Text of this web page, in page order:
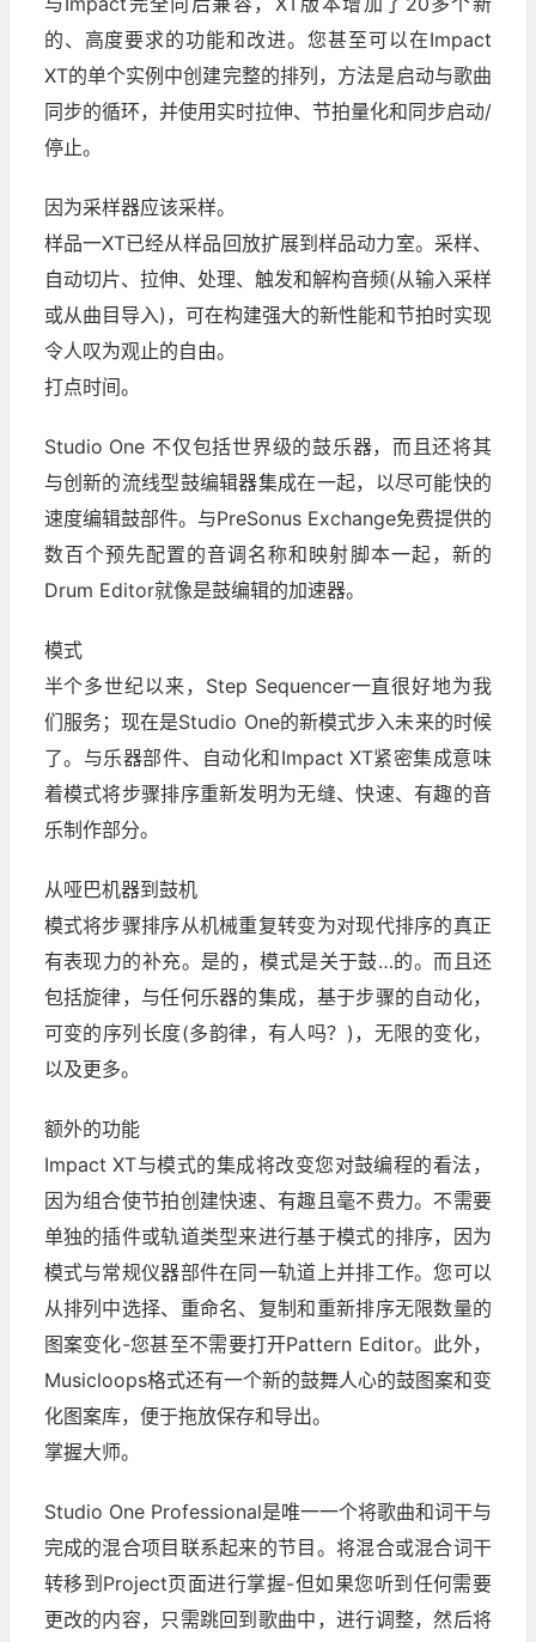
的、高度要求的功能和改进。您甚至可以在Impact
XT的单个实例中创建完整的排列，方法是启动与歌曲
同步的循环，并使用实时拉伸、节拍量化和同步启动/
停止。
因为采样器应该采样。
样品一XT已经从样品回放扩展到样品动力室。采样、
自动切片、拉伸、处理、触发和解构音频(从输入采样
或从曲目导入)，可在构建强大的新性能和节拍时实现
令人叹为观止的自由。
打点时间。
Studio One 不仅包括世界级的鼓乐器，而且还将其
与创新的流线型鼓编辑器集成在一起，以尽可能快的
速度编辑鼓部件。与PreSonus Exchange免费提供的
数百个预先配置的音调名称和映射脚本一起，新的
Drum Editor就像是鼓编辑的加速器。
模式
半个多世纪以来，Step Sequencer一直很好地为我
们服务；现在是Studio One的新模式步入未来的时候
了。与乐器部件、自动化和Impact XT紧密集成意味
着模式将步骤排序重新发明为无缝、快速、有趣的音
乐制作部分。
从哑巴机器到鼓机
模式将步骤排序从机械重复转变为对现代排序的真正
有表现力的补充。是的，模式是关于鼓…的。而且还
包括旋律，与任何乐器的集成，基于步骤的自动化，
可变的序列长度(多韵律，有人吗？)，无限的变化，
以及更多。
额外的功能
Impact XT与模式的集成将改变您对鼓编程的看法，
因为组合使节拍创建快速、有趣且毫不费力。不需要
单独的插件或轨道类型来进行基于模式的排序，因为
模式与常规仪器部件在同一轨道上并排工作。您可以
从排列中选择、重命名、复制和重新排序无限数量的
图案变化-您甚至不需要打开Pattern Editor。此外，
Musicloops格式还有一个新的鼓舞人心的鼓图案和变
化图案库，便于拖放保存和导出。
掌握大师。
Studio One Professional是唯一一个将歌曲和词干与
完成的混合项目联系起来的节目。将混合或混合词干
转移到Project页面进行掌握-但如果您听到任何需要
更改的内容，只需跳回到歌曲中，进行调整，然后将